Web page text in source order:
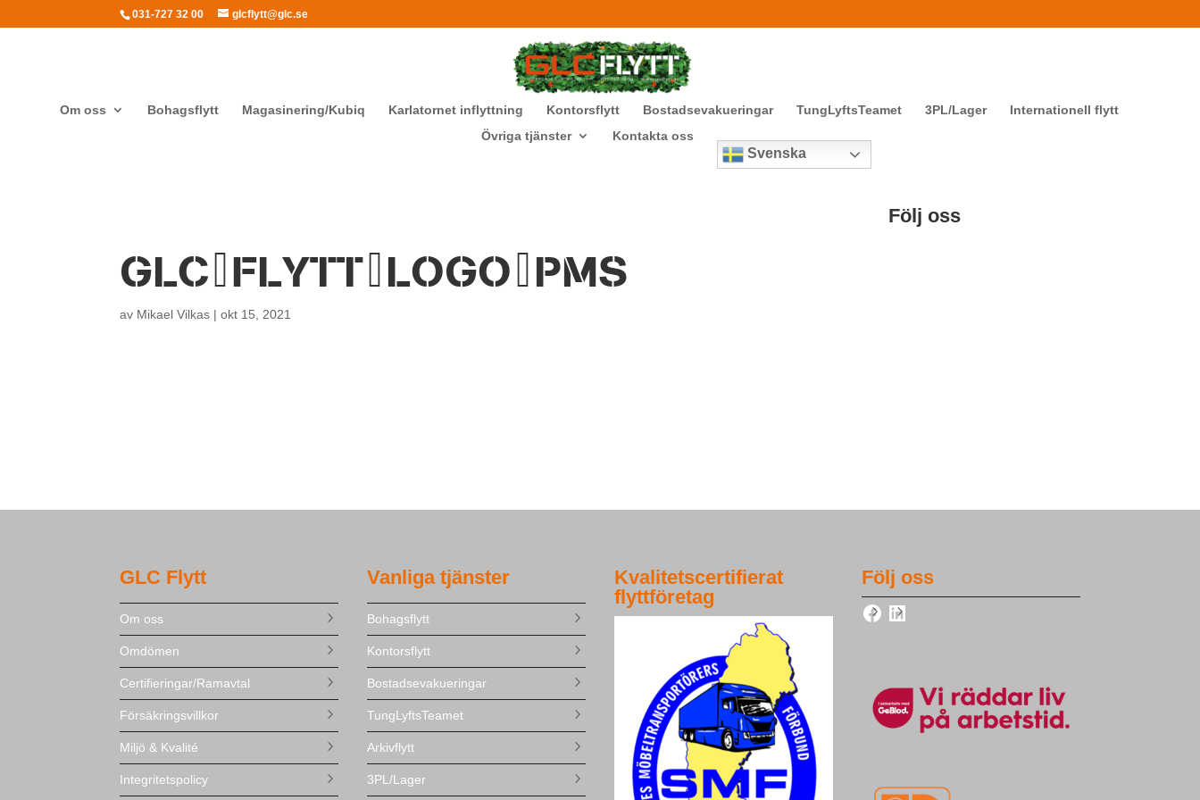
031-727 32 00 glcflytt@glc.se
Om oss Bohagsflytt Magasinering/Kubiq Karlatornet inflyttning Kontorsflytt Bostadsevakueringar TungLyftsTeamet 3PL/Lager
Internationell flytt
Övriga tjänster
Kontakta oss
Svenska
GLC_FLYTT_LOGO_PMS
av Mikael Vilkas |okt 15, 2021
Följ oss
GLC Flytt
Om oss
Omdömen
Certifieringar/Ramavtal
Försäkringsvillkor
Miljö & Kvalité
Integritetspolicy
Vanliga tjänster
Bohagsflytt
Kontorsflytt
Bostadsevakueringar
TungLyftsTeamet
Arkivflytt
3PL/Lager
Kvalitetscertifierat
flyttföretag
Följ oss
FacebookLinkedIn